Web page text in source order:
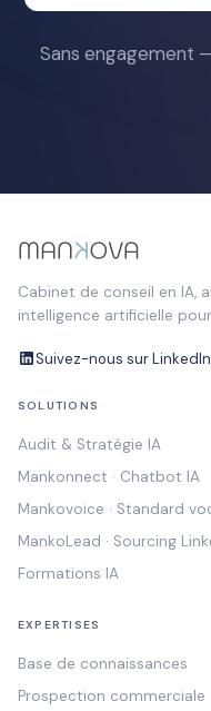
Sans engagement
Cabinet de conseil en IA,
intelligence artificielle pour
Suivez-nous sur LinkedIn
SOLUTIONS
Audit & Stratégie IA
Mankonnect · Chatbot IA
Mankovoice · Standard
MankoLead · Sourcing
Formations IA
EXPERTISES
Base de connaissances
Prospection commerciale